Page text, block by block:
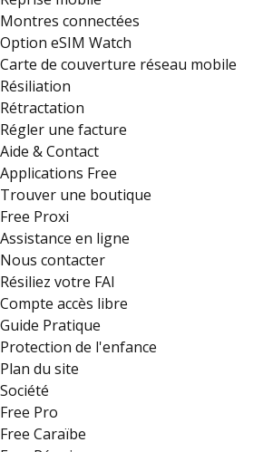
Montres connectées
Option eSIM Watch
Carte de couverture réseau mobile
Résiliation
Rétractation
Régler une facture
Aide & Contact
Applications Free
Trouver une boutique
Free Proxi
Assistance en ligne
Nous contacter
Résiliez votre FAI
Compte accès libre
Guide Pratique
Protection de l'enfance
Plan du site
Société
Free Pro
Free Caraïbe